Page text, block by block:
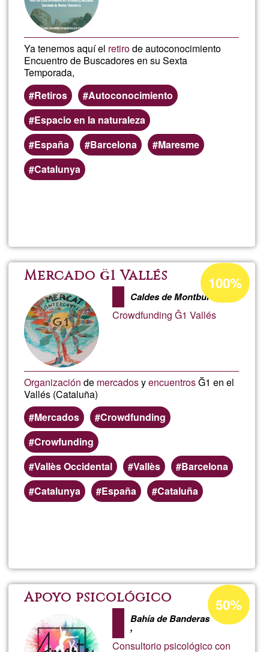
Ya tenemos aquí el retirode autoconocimiento
Encuentro de Buscadores en su Sexta
Temporada,
Retiros
Autoconocimiento
Espacio en la naturaleza
España
Barcelona
Maresme
Catalunya
de
Mercado Ĝ1 Vallés
Caldes de Montbui
Crowdfunding Ĝ1 Vallés
Organización de mercadosyencuentrosĞ1 en el
Vallés (Cataluña)
Mercados
Crowdfunding
Crowfunding
Vallès Occidental
Vallès
Barcelona
Catalunya
España Cataluña
Acceptance
percentage
of
Ğ1
100%
Ĝ1
Apoyo psicológico
Bahía de Banderas
,
Consultorio psicológico con
Acceptance
percentage
of
Ğ1
50%